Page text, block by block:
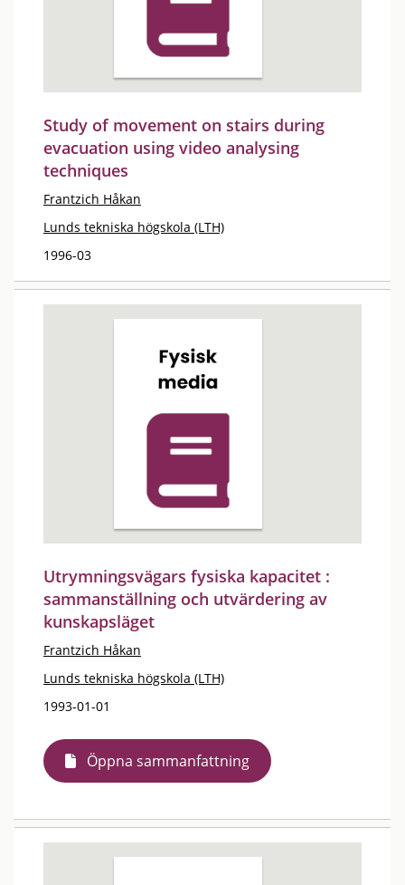
Study of movement on stairs during
evacuation using video analysing
techniques
Frantzich Håkan
Lunds tekniska högskola (LTH)
1996-03
Utrymningsvägars fysiska kapacitet :
sammanställning och utvärdering av
kunskapsläget
Frantzich Håkan
Lunds tekniska högskola (LTH)
1993-01-01
Öppna sammanfattning